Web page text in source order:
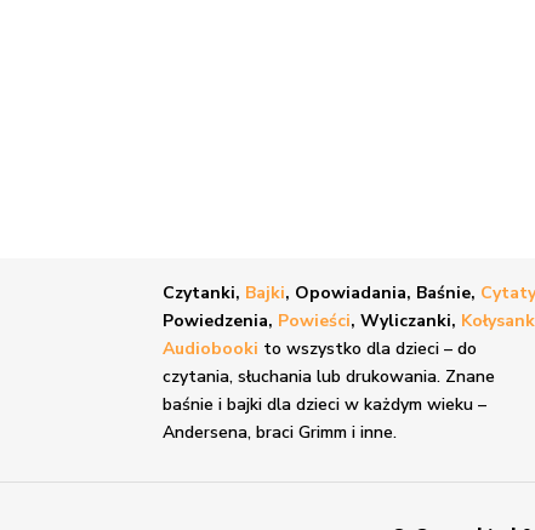
Czytanki, Bajki, Opowiadania, Baśnie, Cytaty
Powiedzenia, Powieści, Wyliczanki,
Audiobooki to wszystko dla dzieci – do
czytania, słuchania lub drukowania. Znane
baśnie i bajki dla dzieci w każdym wieku –
Andersena, braci Grimm i inne.